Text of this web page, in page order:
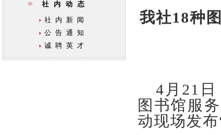
社内动态
社内新闻
公告通知
诚聘英才
我社18种
4月21
图书馆服
动现场发